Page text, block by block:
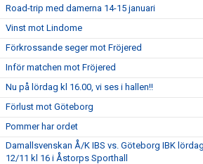
Road-trip med damerna 14-15 januari
Vinst mot Lindome
Förkrossande seger mot Fröjered
Inför matchen mot Fröjered
Nu på lördag kl 16.00, vi ses i hallen!!
Förlust mot Göteborg
Pommer har ordet
Damallsvenskan Å/K IBS vs. Göteborg IBK
12/11 kl 16 i Åstorps Sporthall